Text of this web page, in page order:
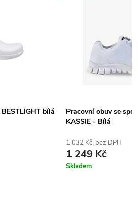
bílá
Pracovní obuv se
KASSIE - Bílá
1 032 Kč bez DPH
1 249 Kč
Skladem